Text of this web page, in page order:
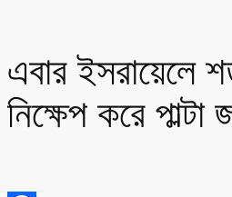
এবার ইসরায়েলে
নিক্ষেপ করে